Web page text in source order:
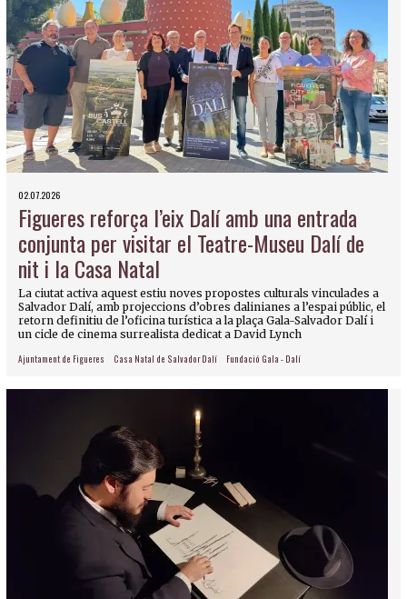
02.07.2026
Figueres reforça l’eix Dalí amb una entrada
conjunta per visitar el Teatre-Museu Dalí de
nit i la Casa Natal
La ciutat activa aquest estiu noves propostes culturals vinculades a
Salvador Dalí, amb projeccions d’obres dalinianes a l’espai públic, el
retorn definitiu de l’oficina turística a la plaça Gala-Salvador Dalí i
un cicle de cinema surrealista dedicat a David Lynch
Ajuntament de Figueres Casa Natal de Salvador Dalí Fundació Gala - Dalí